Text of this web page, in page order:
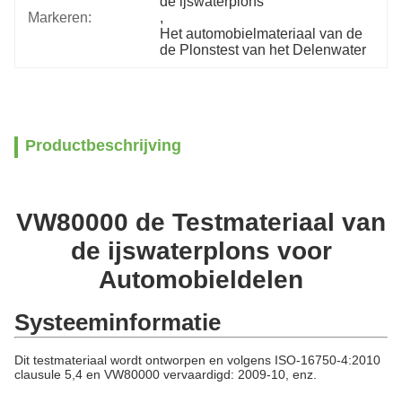
Markeren:
,
Het automobielmateriaal van de
de Plonstest van het Delenwater
Productbeschrijving
VW80000 de Testmateriaal van
de ijswaterplons voor
Automobieldelen
Systeeminformatie
Dit testmateriaal wordt ontworpen en volgens ISO-16750-4:2010
clausule 5,4 en VW80000 vervaardigd: 2009-10, enz.